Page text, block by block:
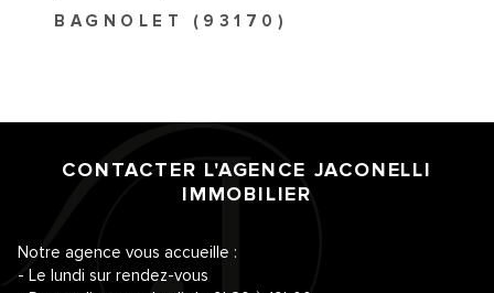
BAGNOLET (93170)
CONTACTER L'AGENCE JACONELLI
IMMOBILIER
Notre agence vous accueille :
- Le lundi sur rendez-vous